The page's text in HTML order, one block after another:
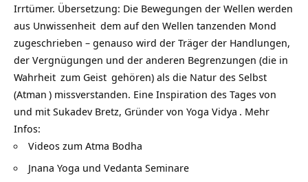
Irrtümer. Übersetzung: Die Bewegungen der Wellen werden
aus Unwissenheit dem auf den Wellen tanzenden Mond
zugeschrieben – genauso wird der Träger der Handlungen,
der Vergnügungen und der anderen Begrenzungen (die in
Wahrheit zum Geist gehören) als die Natur des Selbst
(Atman ) missverstanden. Eine Inspiration des Tages von
und mit Sukadev Bretz, Gründer von Yoga Vidya . Mehr
Infos:
Videos zum Atma Bodha
Jnana Yoga und Vedanta Seminare